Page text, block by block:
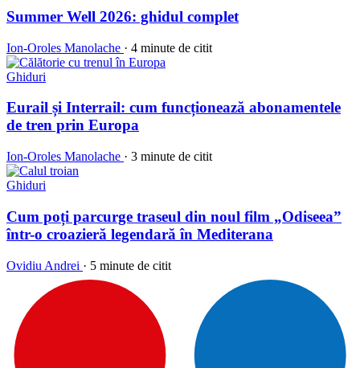
Summer Well 2026: ghidul complet
Ion-Oroles Manolache · 4 minute de citit
Ghiduri
Eurail și Interrail: cum funcționează abonamentele
de tren prin Europa
Ion-Oroles Manolache · 3 minute de citit
Ghiduri
Cum poți parcurge traseul din noul film „Odiseea”
într-o croazieră legendară în Mediterana
Ovidiu Andrei · 5 minute de citit